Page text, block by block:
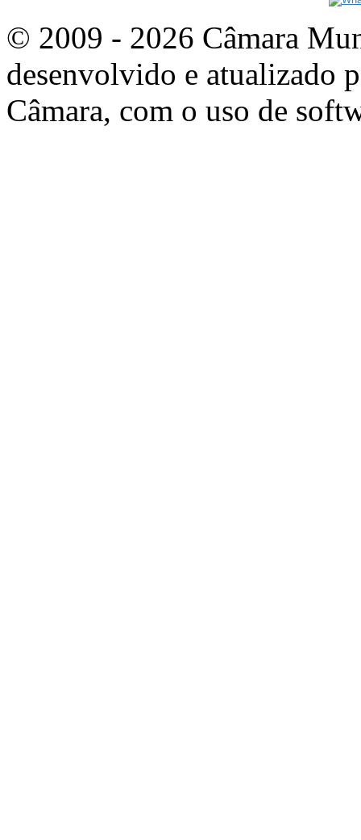
© 2009 - 2026 Câmara
desenvolvido e atualizado
Câmara, com o uso de